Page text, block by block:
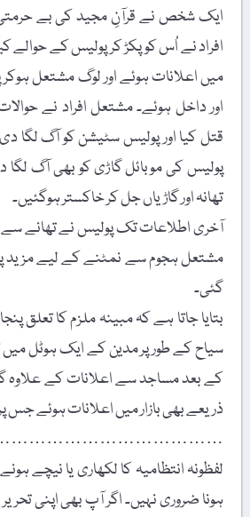
ایک شخص نے قرآنِ مجید کی بے
افراد نے اُس کو پکڑ کر پولیس کے
میں اعلانات ہوئے اور لوگ مشتعل
اور داخل ہوئے۔ مشتعل افراد نے
قتل کیا اور پولیس سٹیشن کو آگ لگا
پولیس کی موبائل گاڑی کو بھی آگ
تھانہ اور گاڑیاں جل کر خاکستر ہوگئیں۔
آخری اطلاعات تک پولیس نے تھانے سے
مشتعل ہجوم سے نمٹنے کے لیے
گئی۔
بتایا جاتا ہے کہ مبینہ ملزم کا تعلق
سیاح کے طورپر مدین کے ایک ہوٹل میں
کے بعد مساجد سے اعلانات کے علاوہ
ذریعے بھی بازار میں اعلانات ہوئے
لفظونہ انتظامیہ کا لکھاری یا نیچے
ہونا ضروری نہیں۔ اگر آپ بھی اپنی تحریر